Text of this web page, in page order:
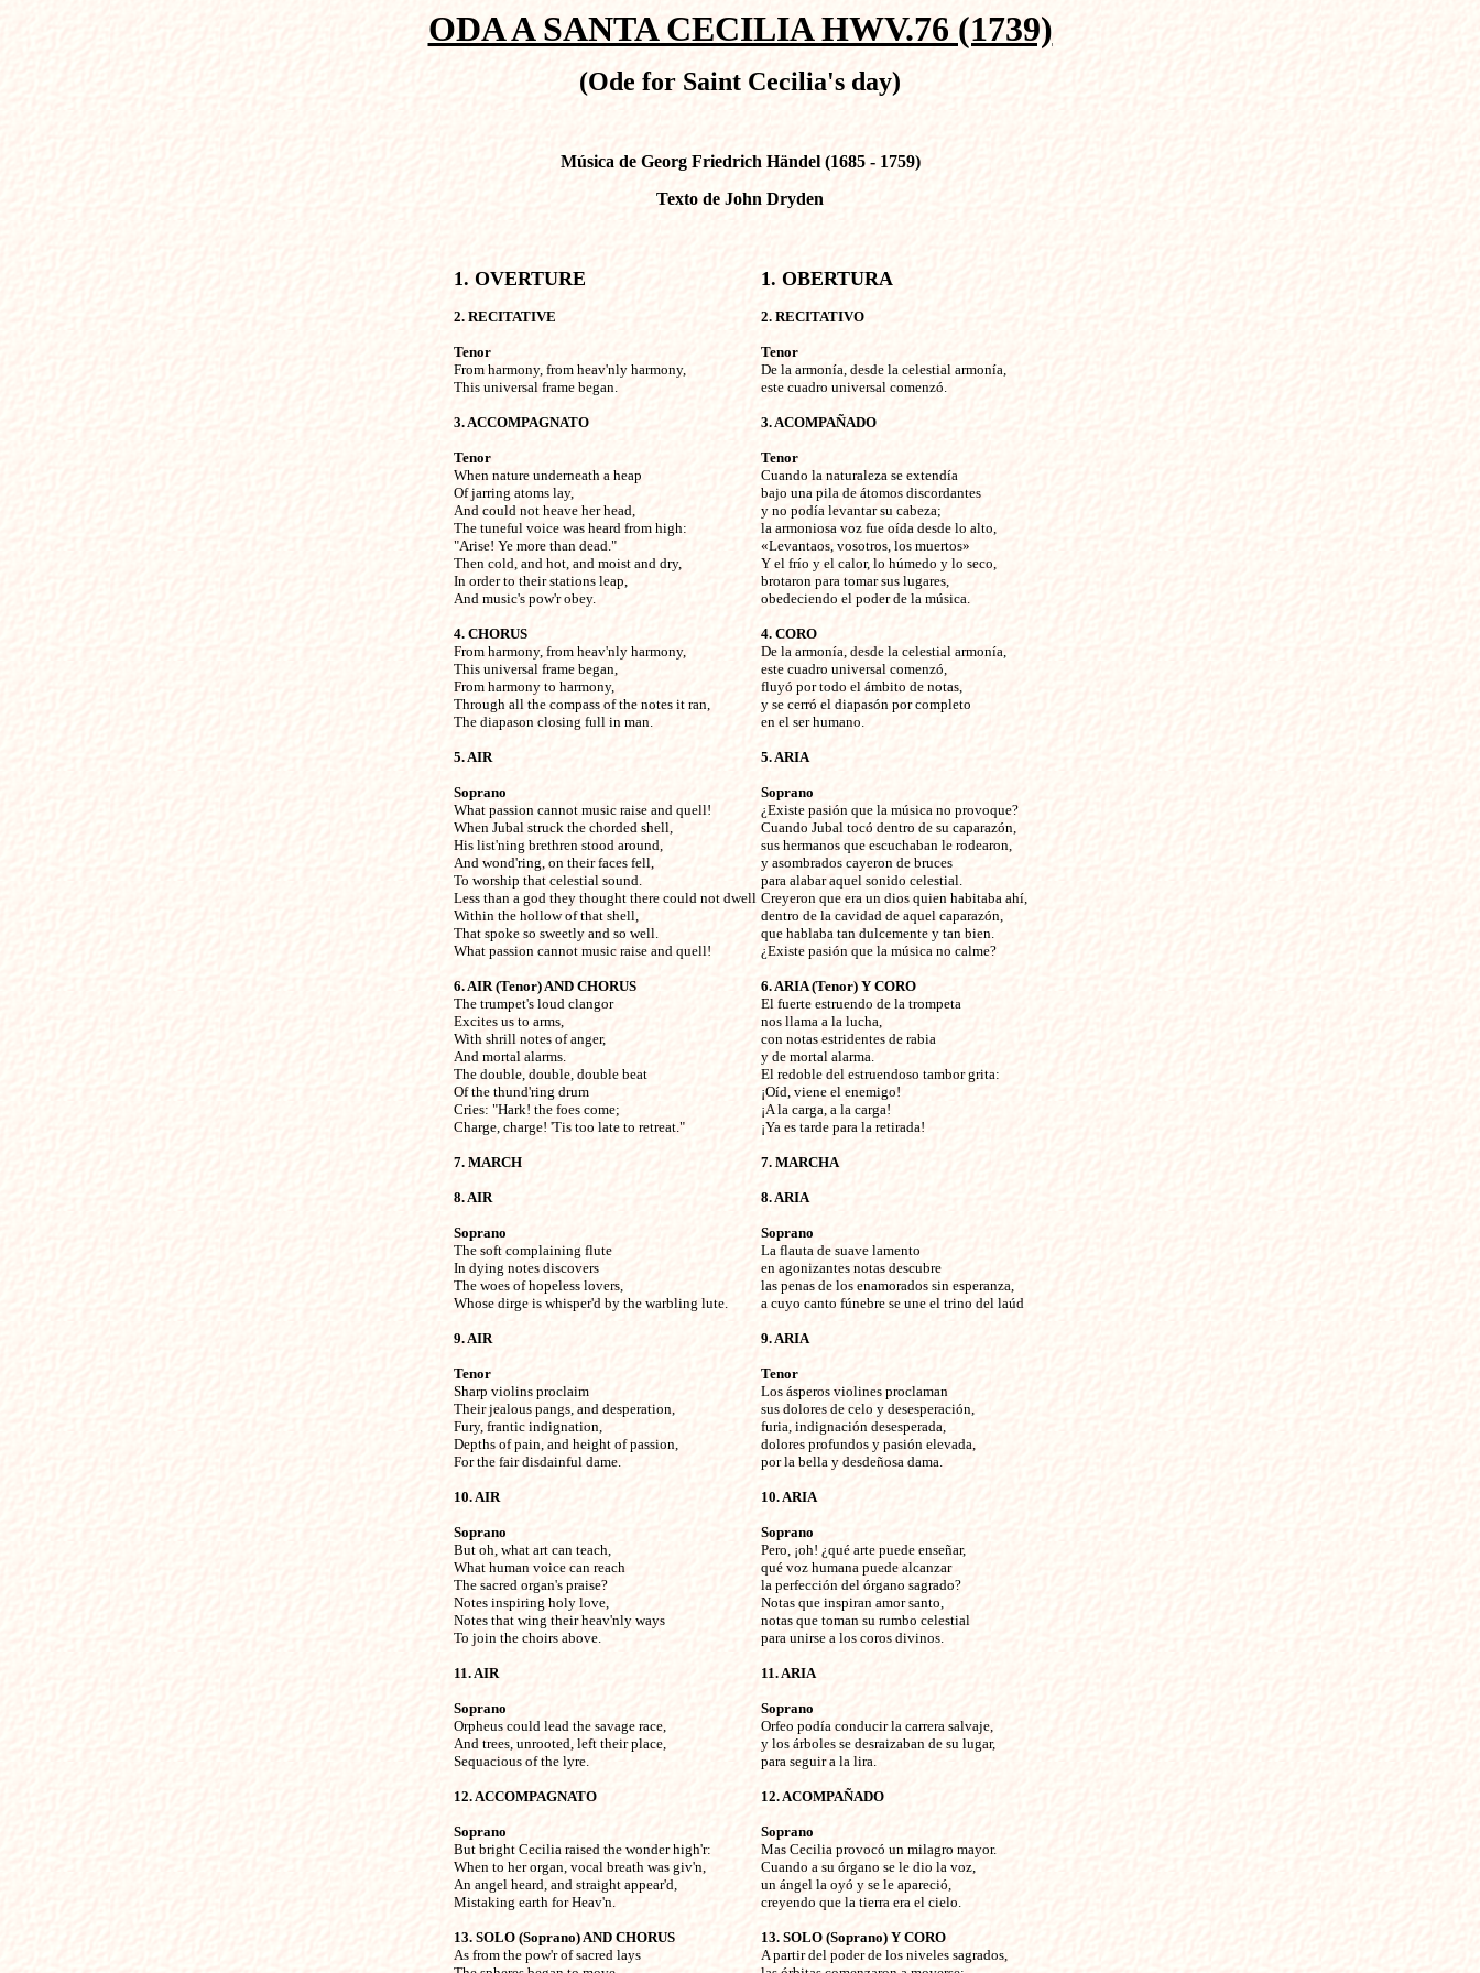
ODA A SANTA CECILIA HWV.76 (1739)
(Ode for Saint Cecilia's day)
Música de Georg Friedrich Händel (1685 - 1759)
Texto de John Dryden
1. OVERTURE
2. RECITATIVE
Tenor
From harmony, from heav'nly harmony,
This universal frame began.
3. ACCOMPAGNATO
Tenor
When nature underneath a heap
Of jarring atoms lay,
And could not heave her head,
The tuneful voice was heard from high:
"Arise! Ye more than dead."
Then cold, and hot, and moist and dry,
In order to their stations leap,
And music's pow'r obey.
4. CHORUS
From harmony, from heav'nly harmony,
This universal frame began,
From harmony to harmony,
Through all the compass of the notes it ran,
The diapason closing full in man.
5. AIR
Soprano
What passion cannot music raise and quell!
When Jubal struck the chorded shell,
His list'ning brethren stood around,
And wond'ring, on their faces fell,
To worship that celestial sound.
Less than a god they thought there could not dwell
Within the hollow of that shell,
That spoke so sweetly and so well.
What passion cannot music raise and quell!
6. AIR (Tenor) AND CHORUS
The trumpet's loud clangor
Excites us to arms,
With shrill notes of anger,
And mortal alarms.
The double, double, double beat
Of the thund'ring drum
Cries: "Hark! the foes come;
Charge, charge! 'Tis too late to retreat."
7. MARCH
8. AIR
Soprano
The soft complaining flute
In dying notes discovers
The woes of hopeless lovers,
Whose dirge is whisper'd by the warbling lute.
9. AIR
Tenor
Sharp violins proclaim
Their jealous pangs, and desperation,
Fury, frantic indignation,
Depths of pain, and height of passion,
For the fair disdainful dame.
10. AIR
Soprano
But oh, what art can teach,
What human voice can reach
The sacred organ's praise?
Notes inspiring holy love,
Notes that wing their heav'nly ways
To join the choirs above.
11. AIR
Soprano
Orpheus could lead the savage race,
And trees, unrooted, left their place,
Sequacious of the lyre.
12. ACCOMPAGNATO
Soprano
But bright Cecilia raised the wonder high'r:
When to her organ, vocal breath was giv'n,
An angel heard, and straight appear'd,
Mistaking earth for Heav'n.
13. SOLO (Soprano) AND CHORUS
As from the pow'r of sacred lays
1. OBERTURA
2. RECITATIVO
Tenor
De la armonía, desde la celestial armonía,
este cuadro universal comenzó.
3. ACOMPAÑADO
Tenor
Cuando la naturaleza se extendía
bajo una pila de átomos discordantes
y no podía levantar su cabeza;
la armoniosa voz fue oída desde lo alto,
«Levantaos, vosotros, los muertos»
Y el frío y el calor, lo húmedo y lo seco,
brotaron para tomar sus lugares,
obedeciendo el poder de la música.
4. CORO
De la armonía, desde la celestial armonía,
este cuadro universal comenzó,
fluyó por todo el ámbito de notas,
y se cerró el diapasón por completo
en el ser humano.
5. ARIA
Soprano
¿Existe pasión que la música no provoque?
Cuando Jubal tocó dentro de su caparazón,
sus hermanos que escuchaban le rodearon,
y asombrados cayeron de bruces
para alabar aquel sonido celestial.
Creyeron que era un dios quien habitaba ahí,
dentro de la cavidad de aquel caparazón,
que hablaba tan dulcemente y tan bien.
¿Existe pasión que la música no calme?
6. ARIA (Tenor) Y CORO
El fuerte estruendo de la trompeta
nos llama a la lucha,
con notas estridentes de rabia
y de mortal alarma.
El redoble del estruendoso tambor grita:
¡Oíd, viene el enemigo!
¡A la carga, a la carga!
¡Ya es tarde para la retirada!
7. MARCHA
8. ARIA
Soprano
La flauta de suave lamento
en agonizantes notas descubre
las penas de los enamorados sin esperanza,
a cuyo canto fúnebre se une el trino del laúd
9. ARIA
Tenor
Los ásperos violines proclaman
sus dolores de celo y desesperación,
furia, indignación desesperada,
dolores profundos y pasión elevada,
por la bella y desdeñosa dama.
10. ARIA
Soprano
Pero, ¡oh! ¿qué arte puede enseñar,
qué voz humana puede alcanzar
la perfección del órgano sagrado?
Notas que inspiran amor santo,
notas que toman su rumbo celestial
para unirse a los coros divinos.
11. ARIA
Soprano
Orfeo podía conducir la carrera salvaje,
y los árboles se desraizaban de su lugar,
para seguir a la lira.
12. ACOMPAÑADO
Soprano
Mas Cecilia provocó un milagro mayor.
Cuando a su órgano se le dio la voz,
un ángel la oyó y se le apareció,
creyendo que la tierra era el cielo.
13. SOLO (Soprano) Y CORO
A partir del poder de los niveles sagrados,